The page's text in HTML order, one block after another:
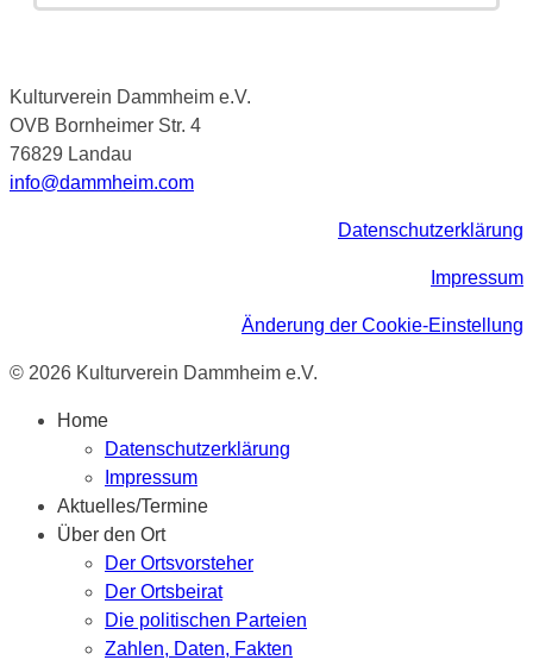
Kulturverein Dammheim e.V.
OVB Bornheimer Str. 4
76829 Landau
info@dammheim.com
Datenschutzerklärung
Impressum
Änderung der Cookie-Einstellung
© 2026 Kulturverein Dammheim e.V.
Home
Datenschutzerklärung
Impressum
Aktuelles/Termine
Über den Ort
Der Ortsvorsteher
Der Ortsbeirat
Die politischen Parteien
Zahlen, Daten, Fakten